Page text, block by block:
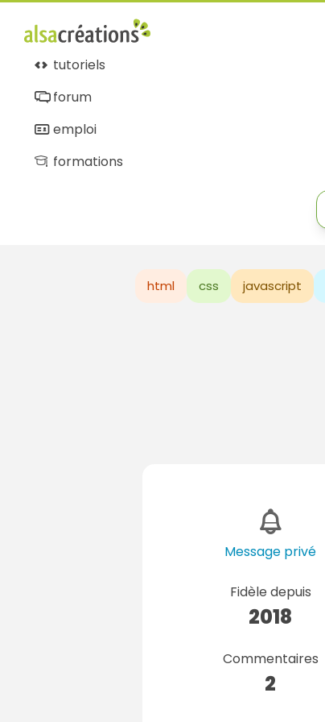
tutoriels
forum
emploi
formations
html css javascript
Message privé
Fidèle depuis
2018
Commentaires
2